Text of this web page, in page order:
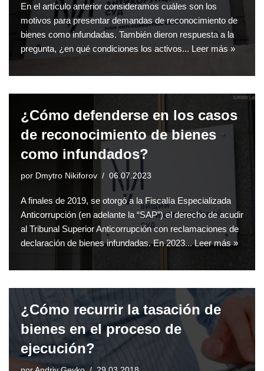
En el artículo anterior consideramos cuáles son los
motivos para presentar demandas de reconocimiento de
bienes como infundadas. También dieron respuesta a la
pregunta, ¿en qué condiciones los activos... Leer más »
¿Cómo defenderse en los casos
de reconocimiento de bienes
como infundados?
por Dmytro Nikiforov 06.07.2023
A finales de 2019, se otorgó a la Fiscalía Especializada
Anticorrupción (en adelante la “SAP”) el derecho de acudir
al Tribunal Superior Anticorrupción con reclamaciones de
declaración de bienes infundadas. En 2023...Leer más »
¿Cómo recurrir la tasación de
bienes en el proceso de
ejecución?